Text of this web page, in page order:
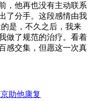
，他再也没有主动联系
了分手。这段感情由我
是，不久之后，我来
做了规范的治疗。看着
感交集，但愿这一次真
助他康复